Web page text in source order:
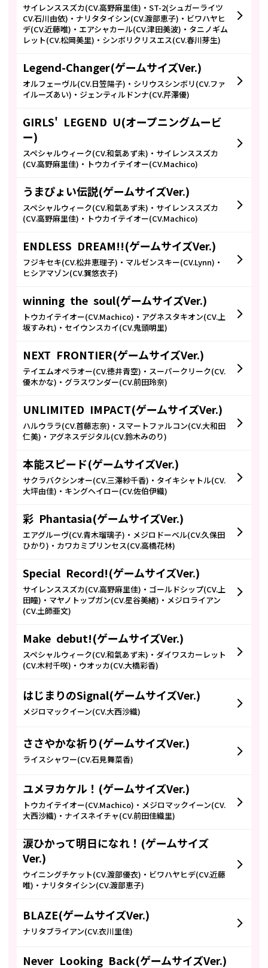
サイレンススズカ(CV.高野麻里佳)・ST-2(シュガーライツ
CV.石川由依)・ナリタタイシン(CV.渡部恵子)・ビワハヤヒ
デ(CV.近藤唯)・エアシャカール(CV.津田美波)・タニノギム
レット(CV.松岡美里)・シンボリクリスエス(CV.春川芽生)
Legend-Changer(ゲームサイズVer.)
オルフェーヴル(CV.日笠陽子)・シリウスシンボリ(CV.ファ
イルーズあい)・ジェンティルドンナ(CV.芹澤優)
GIRLS' LEGEND U(オープニングムービ
ー)
スペシャルウィーク(CV.和氣あず未)・サイレンススズカ
(CV.高野麻里佳)・トウカイテイオー(CV.Machico)
うまぴょい伝説(ゲームサイズVer.)
スペシャルウィーク(CV.和氣あず未)・サイレンススズカ
(CV.高野麻里佳)・トウカイテイオー(CV.Machico)
ENDLESS DREAM!!(ゲームサイズVer.)
フジキセキ(CV.松井恵理子)・マルゼンスキー(CV.Lynn)・
ヒシアマゾン(CV.巽悠衣子)
winning the soul(ゲームサイズVer.)
トウカイテイオー(CV.Machico)・アグネスタキオン(CV.上
坂すみれ)・セイウンスカイ(CV.鬼頭明里)
NEXT FRONTIER(ゲームサイズVer.)
テイエムオペラオー(CV.徳井青空)・スーパークリーク(CV.
優木かな)・グラスワンダー(CV.前田玲奈)
UNLIMITED IMPACT(ゲームサイズVer.)
ハルウララ(CV.首藤志奈)・スマートファルコン(CV.大和田
仁美)・アグネスデジタル(CV.鈴木みのり)
本能スピード(ゲームサイズVer.)
サクラバクシンオー(CV.三澤紗千香)・タイキシャトル(CV.
大坪由佳)・キングヘイロー(CV.佐伯伊織)
彩 Phantasia(ゲームサイズVer.)
エアグルーヴ(CV.青木瑠璃子)・メジロドーベル(CV.久保田
ひかり)・カワカミプリンセス(CV.高橋花林)
Special Record!(ゲームサイズVer.)
サイレンススズカ(CV.高野麻里佳)・ゴールドシップ(CV.上
田瞳)・マヤノトップガン(CV.星谷美緒)・メジロライアン
(CV.土師亜文)
Make debut!(ゲームサイズVer.)
スペシャルウィーク(CV.和氣あず未)・ダイワスカーレット
(CV.木村千咲)・ウオッカ(CV.大橋彩香)
はじまりのSignal(ゲームサイズVer.)
メジロマックイーン(CV.大西沙織)
ささやかな祈り(ゲームサイズVer.)
ライスシャワー(CV.石見舞菜香)
ユメヲカケル！(ゲームサイズVer.)
トウカイテイオー(CV.Machico)・メジロマックイーン(CV.
大西沙織)・ナイスネイチャ(CV.前田佳織里)
涙ひかって明日になれ！(ゲームサイズ
Ver.)
ウイニングチケット(CV.渡部優衣)・ビワハヤヒデ(CV.近藤
唯)・ナリタタイシン(CV.渡部恵子)
BLAZE(ゲームサイズVer.)
ナリタブライアン(CV.衣川里佳)
Never Looking Back(ゲームサイズVer.)